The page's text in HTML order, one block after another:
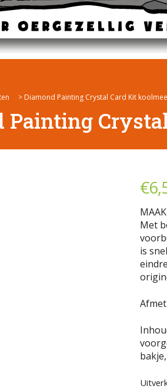
> Diamond Painting Crystal Card Kit
Painting
€
Met
is